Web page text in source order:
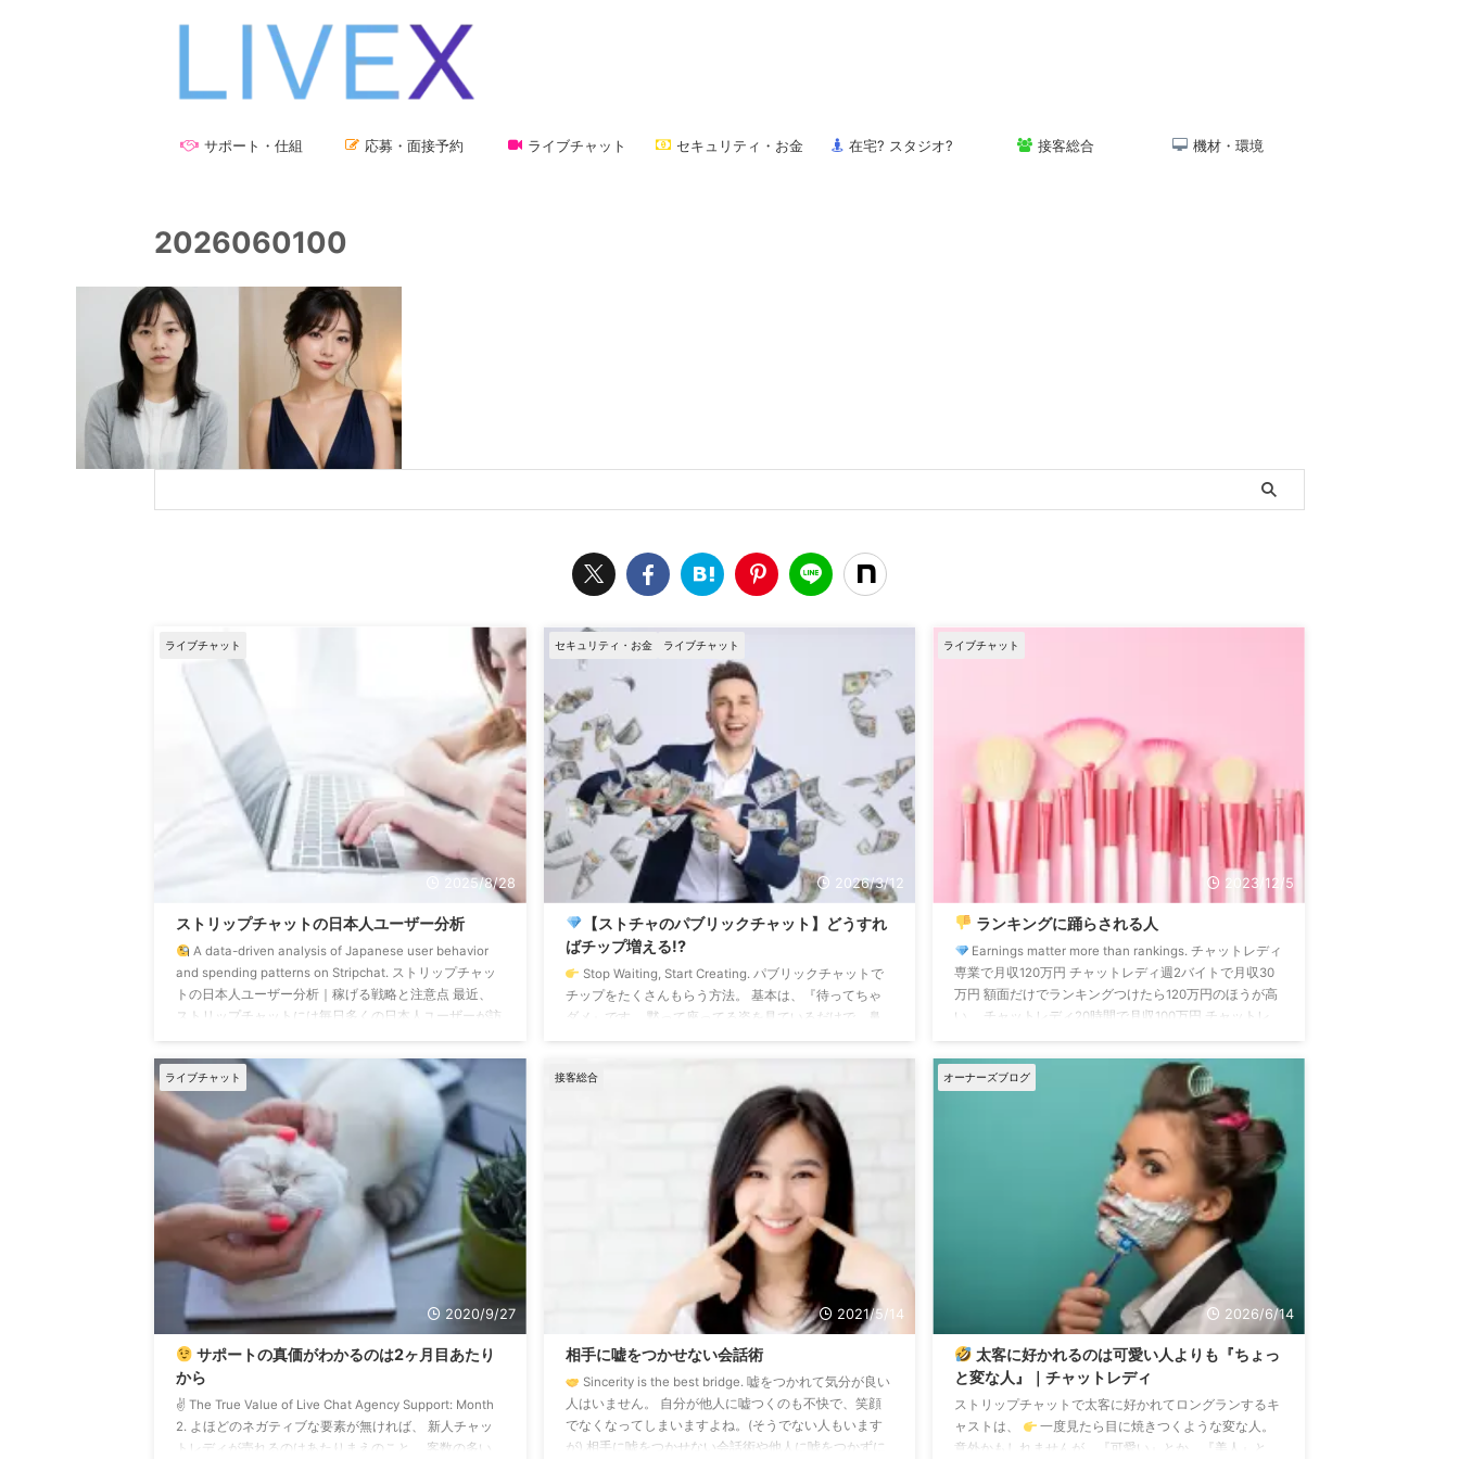
サポート・仕組 応募・面接予約 ライブチャット セキュリティ・お金 在宅? スタジオ? 接客総合 機材・環境
2026060100
ライブチャット
2025/8/28
ストリップチャットの日本人ユーザー分析
A data-driven analysis of Japanese user behavior
and spending patterns on Stripchat. ストリップチャッ
トの日本人ユーザー分析｜稼げる戦略と注意点 最近、
ストリップチャットには毎日多くの日本人ユーザーが訪
ザーが増えたからといって、日本人キャスト全体の収入
が増えているとは限らず、むしろ平均値は下がっている
ようにも見えます。 本当にそうなのか―― 今回はデー
タ ...
セキュリティ・お金 ライブチャット
2026/3/12
【ストチャのパブリックチャット】どうすれ
ばチップ増える!?
Stop Waiting, Start Creating. パブリックチャットで
チップをたくさんもらう方法。 基本は、『待ってちゃ
ダメ』です。 黙って座ってる姿を見ているだけで、鼻
んでくるかもしれませんが… お客さんは、楽しい、楽し
みたいと思った瞬間にチップします。 チップしたい、
楽しい、もっと楽しみたいと思ってもらえるキッカケを
つくること。 たとえばどんなキッカケ!? 難しいことは
不要で、逆立ちするとか、バク転するとか、やらなくて
ライブチャット
2023/12/5
ランキングに踊らされる人
Earnings matter more than rankings. チャットレディ
専業で月収120万円 チャットレディ週2バイトで月収30
万円 額面だけでランキングつけたら120万円のほうが高
い。 チャットレディ20時間で月収100万円 チャットレ
ら100万円のほうが高い。 1日1回のログインで10万円 1
日3回のログインで12万円 額面だけでランキングつけた
ら12万円のほうが高い。 中には不正行為で数値だけ高
ライブチャット
2020/9/27
サポートの真価がわかるのは2ヶ月目あたり
から
✌️ The True Value of Live Chat Agency Support: Month
2. よほどのネガティブな要素が無ければ、 新人チャッ
トレディが売れるのはあたりまえのこと。 客数の多い
接客総合
2021/5/14
相手に嘘をつかせない会話術
Sincerity is the best bridge. 嘘をつかれて気分が良い
人はいません。 自分が他人に嘘つくのも不快で、笑顔
でなくなってしまいますよね。(そうでない人もいます
が) 相手に嘘をつかせない会話術や他人に嘘をつかずに
オーナーズブログ
2026/6/14
太客に好かれるのは可愛い人よりも『ちょっ
と変な人』｜チャットレディ
ストリップチャットで太客に好かれてロングランするキ
ャストは、
一度見たら目に焼きつくような変な人。
意外かもしれませんが… 『可愛い』とか、『美人』と